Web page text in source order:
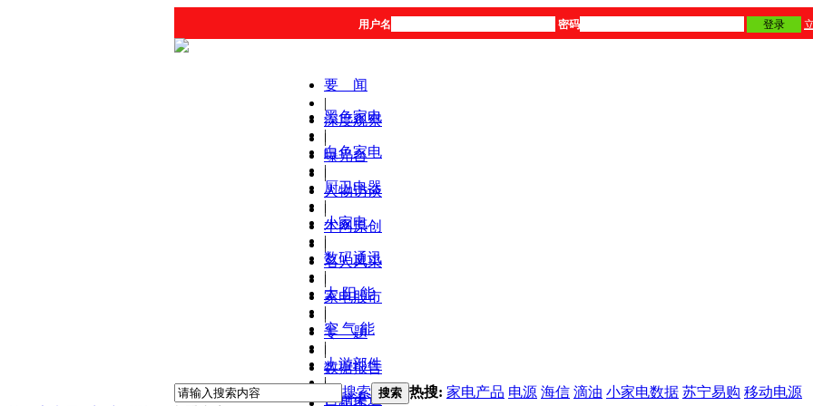
用户名 密码 登录
要 闻
|
深度观察
|
曝光台
|
人物访谈
|
本网原创
|
名人风采
|
家电股市
|
专 题
|
数据报告
|
产品库
黑色家电
|
白色家电
|
厨卫电器
|
小家电
|
数码通讯
|
太 阳 能
|
空 气 能
|
上游部件
|
营销渠道
搜索 搜索 热搜: 家电产品 电源 海信 滴油 小家电数据 苏宁易购 移动电源